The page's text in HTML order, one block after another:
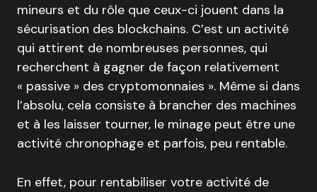
mineurs et du rôle que ceux-ci jouent dans la
sécurisation des blockchains. C’est un activité
qui attirent de nombreuses personnes, qui
recherchent à gagner de façon relativement
« passive » des cryptomonnaies ». Même si dans
l’absolu, cela consiste à brancher des machines
et à les laisser tourner, le minage peut être une
activité chronophage et parfois, peu rentable.
En effet, pour rentabiliser votre activité de